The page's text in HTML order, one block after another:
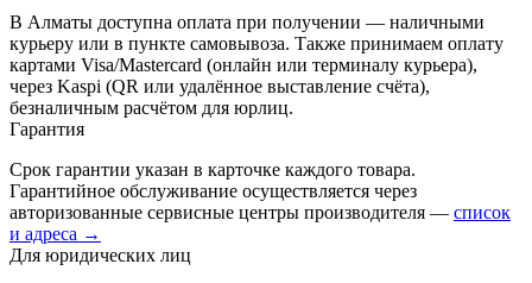
В Алматы доступна оплата при получении — наличными
курьеру или в пункте самовывоза. Также принимаем оплату
картами Visa/Mastercard (онлайн или терминалу курьера),
через Kaspi (QR или удалённое выставление счёта),
безналичным расчётом для юрлиц.
Гарантия
Срок гарантии указан в карточке каждого товара.
Гарантийное обслуживание осуществляется через
авторизованные сервисные центры производителя — список
и адреса →
Для юридических лиц